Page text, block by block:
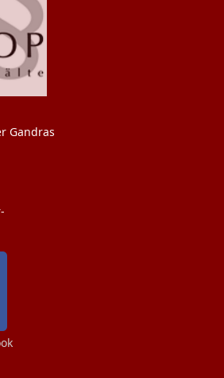
Gandras